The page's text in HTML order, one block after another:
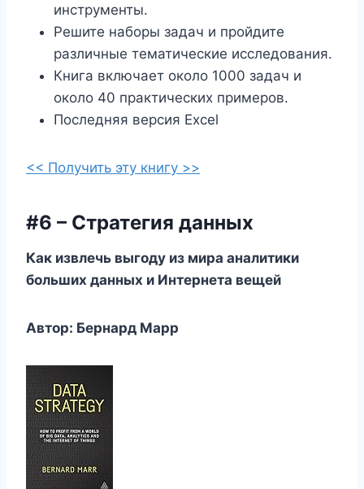
инструменты.
Решите наборы задач и пройдите
различные тематические исследования.
Книга включает около 1000 задач и
около 40 практических примеров.
Последняя версия Excel
<< Получить эту книгу >>
#6 – Стратегия данных
Как извлечь выгоду из мира аналитики
больших данных и Интернета вещей
Автор: Бернард Марр